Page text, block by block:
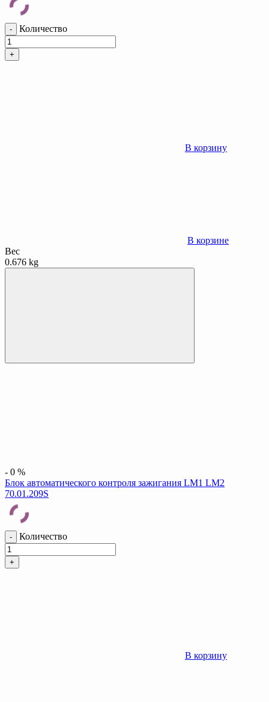
- Количество
+
В корзину
В корзине
Вес
0.676 kg
- 0 %
Блок автоматического контроля зажигания LM1 LM2
70.01.209S
- Количество
+
В корзину